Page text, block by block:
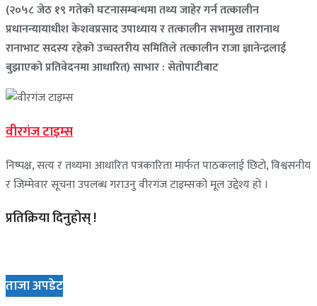
(२०५८ जेठ १९ गतेको घटनासम्बन्धमा तथ्य जाहेर गर्न तत्कालीन
प्रधानन्यायाधीश केशवप्रसाद उपाध्याय र तत्कालीन सभामुख तारानाथ
रानाभाट सदस्य रहेको उच्चस्तरीय समितिले तत्कालीन राजा ज्ञानेन्द्रलाई
बुझाएको प्रतिवेदनमा आधारित) साभार : सेतोपाटीबाट
वीरगंज टाइम्स
निष्पक्ष, सत्य र तथ्यमा आधारित पत्रकारिता मार्फत पाठकलाई छिटो, विश्वसनीय
र जिम्मेवार सूचना उपलब्ध गराउनु वीरगंज टाइम्सको मूल उद्देश्य हो ।
प्रतिक्रिया दिनुहोस् !
ताजा अपडेट